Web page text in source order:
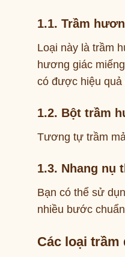
1.1. Trầm
Loại này là trầm
hương giác
có được hiệu quả
1.2. Bột trầm
Tương tự trầm
1.3. Nhang nụ
Bạn có thể sử
nhiều bước
Các loại trầm